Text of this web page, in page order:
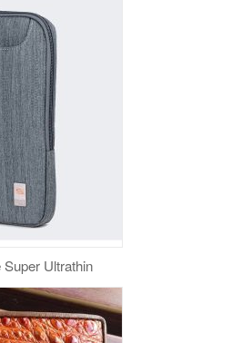
Ultrathin